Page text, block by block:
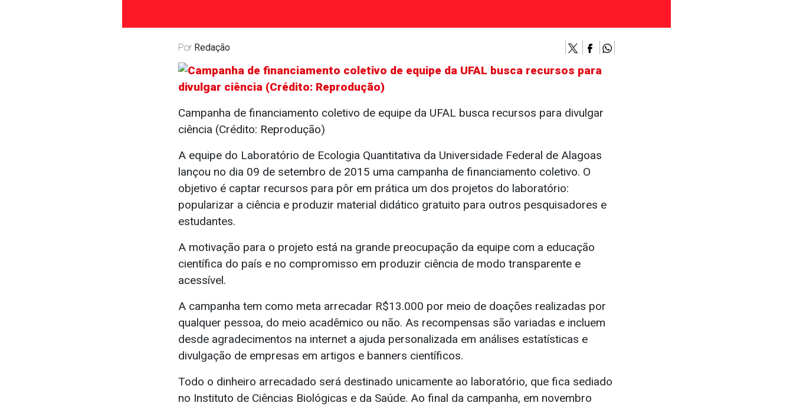
Por Redação
Campanha de financiamento coletivo de equipe da UFAL busca recursos para divulgar
ciência (Crédito: Reprodução)
A equipe do Laboratório de Ecologia Quantitativa da Universidade Federal de Alagoas
lançou no dia 09 de setembro de 2015 uma campanha de financiamento coletivo. O
objetivo é captar recursos para pôr em prática um dos projetos do laboratório:
popularizar a ciência e produzir material didático gratuito para outros pesquisadores e
estudantes.
A motivação para o projeto está na grande preocupação da equipe com a educação
científica do país e no compromisso em produzir ciência de modo transparente e
acessível.
A campanha tem como meta arrecadar R$13.000 por meio de doações realizadas por
qualquer pessoa, do meio acadêmico ou não. As recompensas são variadas e incluem
desde agradecimentos na internet a ajuda personalizada em análises estatísticas e
divulgação de empresas em artigos e banners científicos.
Todo o dinheiro arrecadado será destinado unicamente ao laboratório, que fica sediado
no Instituto de Ciências Biológicas e da Saúde. Ao final da campanha, em novembro